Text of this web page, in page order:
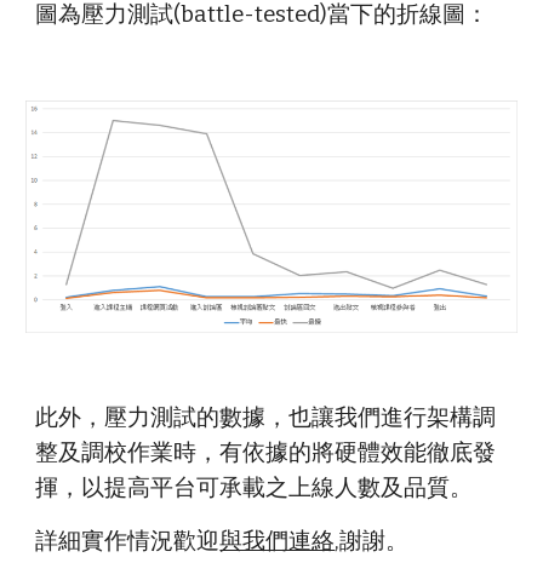
圖為壓力測試(battle-tested)當下的折線圖：
此外，壓力測試的數據，也讓我們進行架構調
整及調校作業時，有依據的將硬體效能徹底發
揮，以提高平台可承載之上線人數及品質。
詳細實作情況歡迎與我們連絡,謝謝。